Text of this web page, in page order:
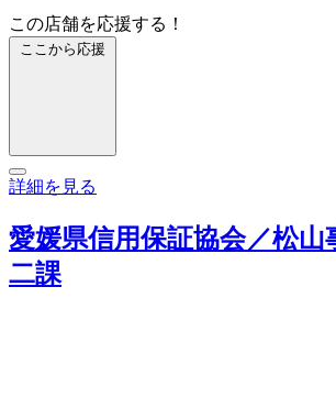
この店舗を応援する！
ここから応援
詳細を見る
愛媛県信用保証協会／松山
二課